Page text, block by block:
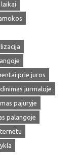
prie juros
jurmaloje
pajuryje
palangoje